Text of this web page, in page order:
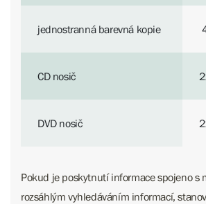
jednostranná barevná kopie
CD nosič
DVD nosič
Pokud je poskytnutí informace spojeno s
rozsáhlým vyhledáváním informací,